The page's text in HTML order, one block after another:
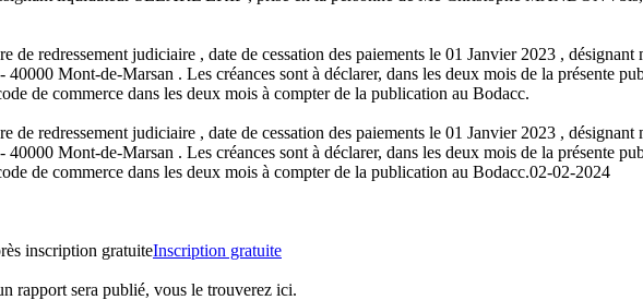
de redressement judiciaire , date de cessation des paiements le 01 Janvier 2023 ,
Mont-de-Marsan . Les créances sont à déclarer, dans les deux mois de la présente
de commerce dans les deux mois à compter de la publication au Bodacc.
de redressement judiciaire , date de cessation des paiements le 01 Janvier 2023 ,
Mont-de-Marsan . Les créances sont à déclarer, dans les deux mois de la présente
de commerce dans les deux mois à compter de la publication au Bodacc.02-02-2024
inscription gratuiteInscription gratuite
rapport sera publié, vous le trouverez ici.